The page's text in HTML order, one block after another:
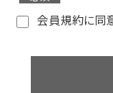
会員規約に同